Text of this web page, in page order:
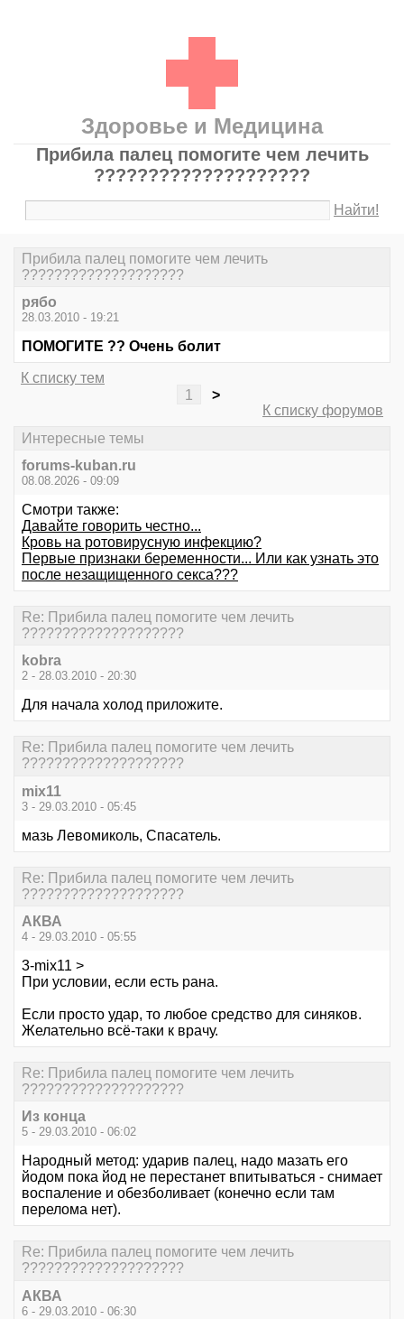
Здоровье и Медицина
Прибила палец помогите чем лечить
????????????????????
Найти!
Прибила палец помогите чем лечить
????????????????????
рябо
28.03.2010 - 19:21
ПОМОГИТЕ ?? Очень болит
К списку тем
1
>
К списку форумов
Интересные темы
forums-kuban.ru
08.08.2026 - 09:09
Смотри также:
Давайте говорить честно...
Кровь на ротовирусную инфекцию?
Первые признаки беременности... Или как узнать это
после незащищенного секса???
Re: Прибила палец помогите чем лечить
????????????????????
kobra
2 - 28.03.2010 - 20:30
Для начала холод приложите.
Re: Прибила палец помогите чем лечить
????????????????????
mix11
3 - 29.03.2010 - 05:45
мазь Левомиколь, Спасатель.
Re: Прибила палец помогите чем лечить
????????????????????
АКВА
4 - 29.03.2010 - 05:55
3-mix11 >
При условии, если есть рана.
Если просто удар, то любое средство для синяков.
Желательно всё-таки к врачу.
Re: Прибила палец помогите чем лечить
????????????????????
Из конца
5 - 29.03.2010 - 06:02
Народный метод: ударив палец, надо мазать его
йодом пока йод не перестанет впитываться - снимает
воспаление и обезболивает (конечно если там
перелома нет).
Re: Прибила палец помогите чем лечить
????????????????????
АКВА
6 - 29.03.2010 - 06:30